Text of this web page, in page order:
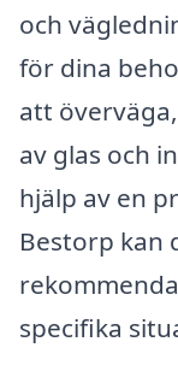
och
för dina
att
av glas och
hjälp av en
Bestorp kan
specifika